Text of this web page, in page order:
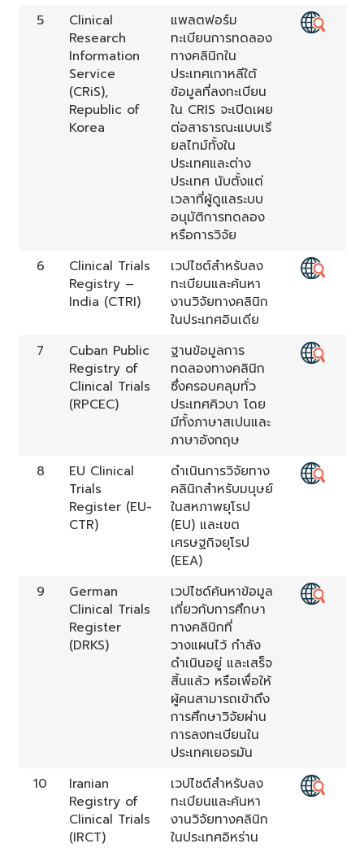
5
Clinical
Research
Information
Service
(CRiS),
Republic of
Korea
แพลตฟอร์ม
ทะเบียนการทดลอง
ทางคลินิกใน
ประเทศเกาหลีใต้
ข้อมูลที่ลงทะเบียน
ใน CRIS จะเปิดเผย
ต่อสาธารณะแบบเรี
ยลไทม์ทั้งใน
ประเทศและต่าง
ประเทศ นับตั้งแต่
เวลาที่ผู้ดูแลระบบ
อนุมัติการทดลอง
หรือการวิจัย
6
Clinical Trials
Registry –
India (CTRI)
เวปไซต์สำหรับลง
ทะเบียนและค้นหา
งานวิจัยทางคลินิก
ในประเทศอินเดีย
7
Cuban Public
Registry of
Clinical Trials
(RPCEC)
ฐานข้อมูลการ
ทดลองทางคลินิก
ซึ่งครอบคลุมทั่ว
ประเทศคิวบา โดย
มีทั้งภาษาสเปนและ
ภาษาอังกฤษ
8
EU Clinical
Trials
Register (EU-
CTR)
ดำเนินการวิจัยทาง
คลินิกสำหรับมนุษย์
ในสหภาพยุโรป
(EU) และเขต
เศรษฐกิจยุโรป
(EEA)
9
German
Clinical Trials
Register
(DRKS)
เวปไซด์ค้นหาข้อมูล
เกี่ยวกับการศึกษา
ทางคลินิกที่
วางแผนไว้ กำลัง
ดำเนินอยู่ และเสร็จ
สิ้นแล้ว หรือเพื่อให้
ผู้คนสามารถเข้าถึง
การศึกษาวิจัยผ่าน
การลงทะเบียนใน
ประเทศเยอรมัน
10
Iranian
Registry of
Clinical Trials
(IRCT)
เวปไซต์สำหรับลง
ทะเบียนและค้นหา
งานวิจัยทางคลินิก
ในประเทศอิหร่าน